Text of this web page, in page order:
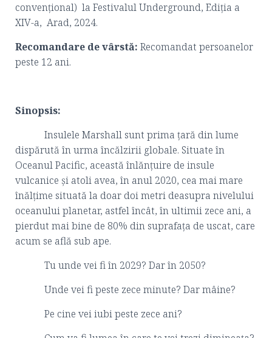
convențional) la Festivalul Underground, Ediția a
XIV-a, Arad, 2024.
Recomandare de vârstă: Recomandat persoanelor
peste 12 ani.
Sinopsis:
Insulele Marshall sunt prima țară din lume
dispărută în urma încălzirii globale. Situate în
Oceanul Pacific, această înlănțuire de insule
vulcanice și atoli avea, în anul 2020, cea mai mare
înălțime situată la doar doi metri deasupra nivelului
oceanului planetar, astfel încât, în ultimii zece ani, a
pierdut mai bine de 80% din suprafața de uscat, care
acum se află sub ape.
Tu unde vei fi în 2029? Dar în 2050?
Unde vei fi peste zece minute? Dar mâine?
Pe cine vei iubi peste zece ani?